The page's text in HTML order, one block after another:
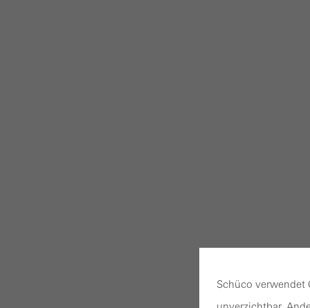
Schüco verwendet